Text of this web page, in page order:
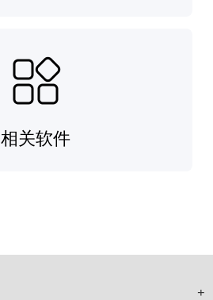
相关软件